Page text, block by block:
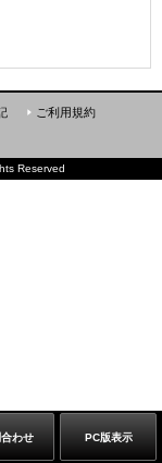
わせ PC版表示
ご利用規約
Reserved